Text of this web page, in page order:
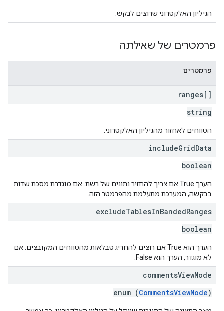
הגיליון האלקטרוני שרוצים לבקש.
פרמטרים של שאילתה
פרמטרים
ranges[]
string
הטווחים לאחזור מהגיליון האלקטרוני.
includeGridData
boolean
הערך True אם צריך להחזיר נתונים של רשת. אם מוגדרת מסכת שדות
בבקשה, המערכת מתעלמת מהפרמטר הזה.
excludeTablesInBandedRanges
boolean
הערך הוא True אם רוצים להחריג טבלאות מהטווחים המקובצים. אם
לא מוגדר, הערך הוא False.
commentsViewMode
enum (CommentsViewMode)